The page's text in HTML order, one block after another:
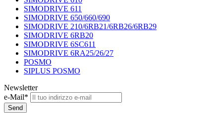
SIMODRIVE 611
SIMODRIVE 650/660/690
SIMODRIVE 210/6RB21/6RB26/6RB29
SIMODRIVE 6RB20
SIMODRIVE 6SC611
SIMODRIVE 6RA25/26/27
POSMO
SIPLUS POSMO
Newsletter
e-Mail*
Send